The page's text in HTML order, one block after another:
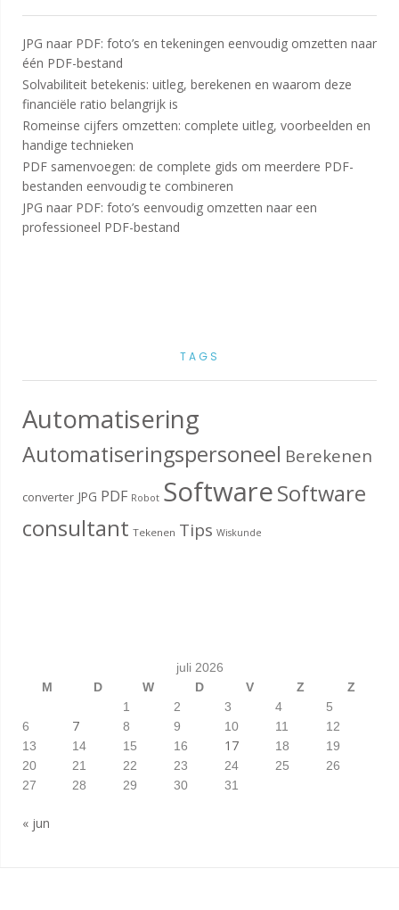
JPG naar PDF: foto’s en tekeningen eenvoudig omzetten naar
één PDF-bestand
Solvabiliteit betekenis: uitleg, berekenen en waarom deze
financiële ratio belangrijk is
Romeinse cijfers omzetten: complete uitleg, voorbeelden en
handige technieken
PDF samenvoegen: de complete gids om meerdere PDF-
bestanden eenvoudig te combineren
JPG naar PDF: foto’s eenvoudig omzetten naar een
professioneel PDF-bestand
TAGS
Automatisering
Automatiseringspersoneel Berekenen
converter JPG PDF Robot SoftwareSoftware
consultant Tekenen Tips Wiskunde
juli 2026
M
D W D V Z
Z
1
2 3 4
5
6
7 8 9 10 11
12
13
14 15 16 17 18
19
20
21 22 23 24 25
26
27
28 29 30 31
« jun